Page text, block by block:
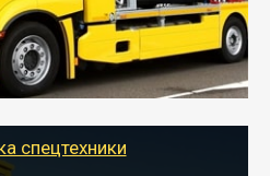
организует доставку
оптимальный маршрут с
по пути следования.
спецтехники